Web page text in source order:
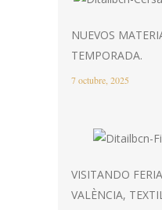
NUEVOS
TEMPORADA.
7 octubre, 2025
VISITANDO
VALÈNCIA,